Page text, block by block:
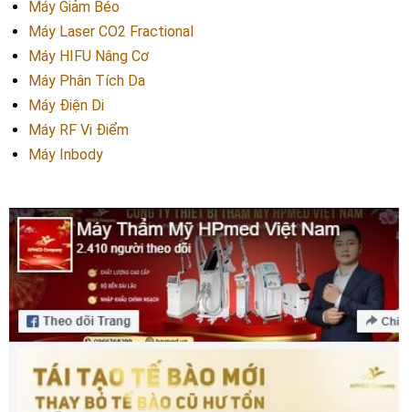
Máy Giảm Béo
Máy Laser CO2 Fractional
Máy HIFU Nâng Cơ
Máy Phân Tích Da
Máy Điện Di
Máy RF Vi Điểm
Máy Inbody